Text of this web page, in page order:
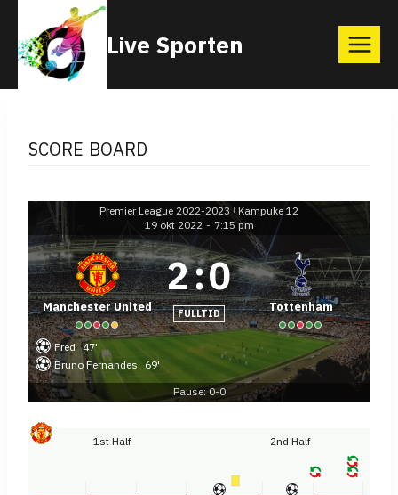
content
Live Sporten
SCORE BOARD
Premier League 2022-2023 | Kampuke 12
19 okt 2022 - 7:15 pm
Manchester United
2:0
FULLTID Tottenham
Fred 47'
Bruno Fernandes 69'
Pause: 0-0
1st Half 2nd Half